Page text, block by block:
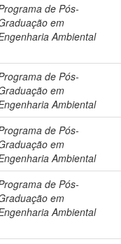
de Pós-
em
Ambiental
de Pós-
em
Ambiental
de Pós-
em
Ambiental
de Pós-
em
Ambiental